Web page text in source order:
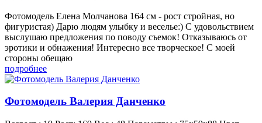
Фотомодель Елена Молчанова 164 см - рост стройная, но
фигуристая) Дарю людям улыбку и веселье:) С удовольствием
выслушаю предложения по поводу съемок! Отказываюсь от
эротики и обнажения! Интересно все творческое! С моей
стороны обещаю
подробнее
Фотомодель Валерия Данченко